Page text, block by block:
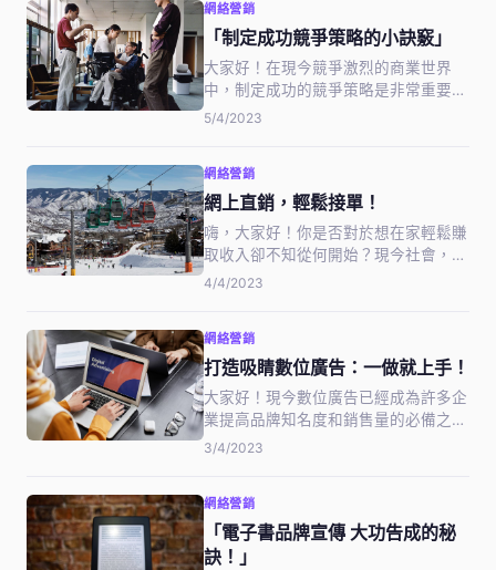
的特點，而今天我們將會講解關鍵字廣
告投資，在線上行銷中扮演什麼樣的
角…
網絡營銷
「制定成功競爭策略的小訣竅」
大家好！在現今競爭激烈的商業世界
中，制定成功的競爭策略是非常重要
的。無論是一家小型企業還是一家大型
「制定成功競爭策略的小訣竅」，希望
能幫助大家更好地應對商業競爭，達到
事業上…
5/4/2023
網絡營銷
網上直銷，輕鬆接單！
嗨，大家好！你是否對於想在家輕鬆賺
取收入卻不知從何開始？現今社會，網
路直銷已成為一個相當熱門的行業，不
直銷，如何在這個行業中快速上手，輕
鬆接單，實現美好未來！
4/4/2023
網絡營銷
打造吸睛數位廣告：一做就上手！
大家好！現今數位廣告已經成為許多企
業提高品牌知名度和銷售量的必備之
道。然而，要如何打造一個讓人一眼就
分享一些容易上手的設計技巧和注意事
項，讓你快速打造出一個吸睛的數位廣
告，…
3/4/2023
網絡營銷
「電子書品牌宣傳 大功告成的秘
訣！」